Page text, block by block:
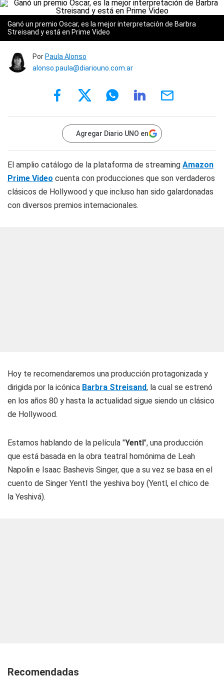
Ganó un premio Oscar, es la mejor interpretación de Barbra
Streisand y está en Prime Video
Por Paula Alonso
alonso.paula@diariouno.com.ar
Agregar Diario UNO en
El amplio catálogo de la plataforma de streaming Amazon
Prime Video cuenta con producciones que son verdaderos
clásicos de Hollywood y que incluso han sido galardonadas
con diversos premios internacionales.
Hoy te recomendaremos una producción protagonizada y
dirigida por la icónica Barbra Streisand, la cual se estrenó
en los años 80 y hasta la actualidad sigue siendo un clásico
de Hollywood.
Estamos hablando de la película "Yentl", una producción
que está basada en la obra teatral homónima de Leah
Napolin e Isaac Bashevis Singer, que a su vez se basa en el
cuento de Singer Yentl the yeshiva boy (Yentl, el chico de
la Yeshivá).
Recomendadas